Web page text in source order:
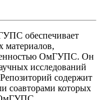
обеспечивает
материалов,
ОмГУПС. Он
исследований
содержит
соавторами которых